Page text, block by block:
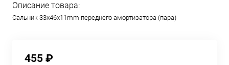
Описание товара:
Сальник 33x46x11mm переднего амортизатора (пара)
455 ₽